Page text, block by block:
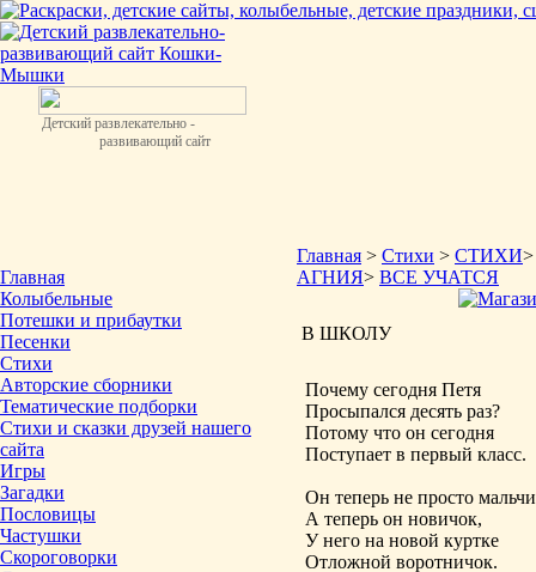
Детский развлекательно -
развивающий сайт
Главная
Колыбельные
Потешки и прибаутки
Песенки
Стихи
Авторские сборники
Тематические подборки
Стихи и сказки друзей нашего
сайта
Игры
Загадки
Пословицы
Частушки
Скороговорки
Главная > Стихи > СТИХИ
АГНИЯ> ВСЕ УЧАТСЯ
В ШКОЛУ
Почему сегодня Петя
Просыпался десять раз?
Потому что он сегодня
Поступает в первый класс.
Он теперь не просто
А теперь он новичок,
У него на новой куртке
Отложной воротничок.